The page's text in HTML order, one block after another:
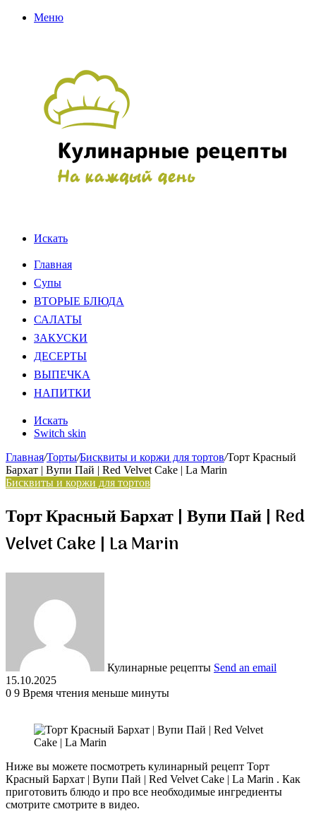
Меню
Искать
Главная
Супы
ВТОРЫЕ БЛЮДА
САЛАТЫ
ЗАКУСКИ
ДЕСЕРТЫ
ВЫПЕЧКА
НАПИТКИ
Искать
Switch skin
Главная/Торты/Бисквиты и коржи для тортов/Торт Красный
Бархат | Вупи Пай | Red Velvet Cake | La Marin
Бисквиты и коржи для тортов
Торт Красный Бархат | Вупи Пай | Red
Velvet Cake | La Marin
Кулинарные рецепты Send an email
15.10.2025
0 9 Время чтения меньше минуты
Ниже вы можете посмотреть кулинарный рецепт Торт
Красный Бархат | Вупи Пай | Red Velvet Cake | La Marin . Как
приготовить блюдо и про все необходимые ингредиенты
смотрите смотрите в видео.